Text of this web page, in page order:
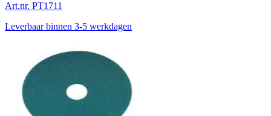
Art.nr. PT1711
Leverbaar binnen 3-5 werkdagen